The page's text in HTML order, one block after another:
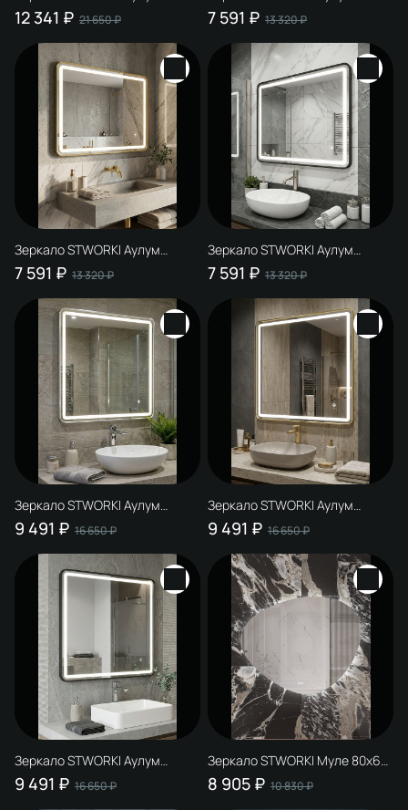
100x80, 3 цвета подсветки, с
подогревом, реверсивное,
матовое черное
12 341 ₽ 21 650 ₽
60x80, 3 цвета подсветки, с
подогревом, реверсивное,
сталь, сатин
7 591 ₽ 13 320 ₽
Зеркало STWORKI Аулум
60x80, 3 цвета подсветки, с
подогревом, реверсивное,
матовое золото
7 591 ₽ 13 320 ₽
Зеркало STWORKI Аулум
60x80, 3 цвета подсветки, с
подогревом, реверсивное,
матовое черное
7 591 ₽ 13 320 ₽
Зеркало STWORKI Аулум
80x80, 3 цвета подсветки, с
подогревом, реверсивное,
сталь, сатин
9 491 ₽ 16 650 ₽
Зеркало STWORKI Аулум
80x80, 3 цвета подсветки, с
подогревом, реверсивное,
матовое золото
9 491 ₽ 16 650 ₽
Зеркало STWORKI Аулум
80x80, 3 цвета подсветки, с
подогревом, реверсивное,
9 491 ₽ 16 650 ₽
Зеркало STWORKI Муле 80x65
см, c подсветкой в ванную, с
подогревом, с регулировкой
8 905 ₽ 10 830 ₽